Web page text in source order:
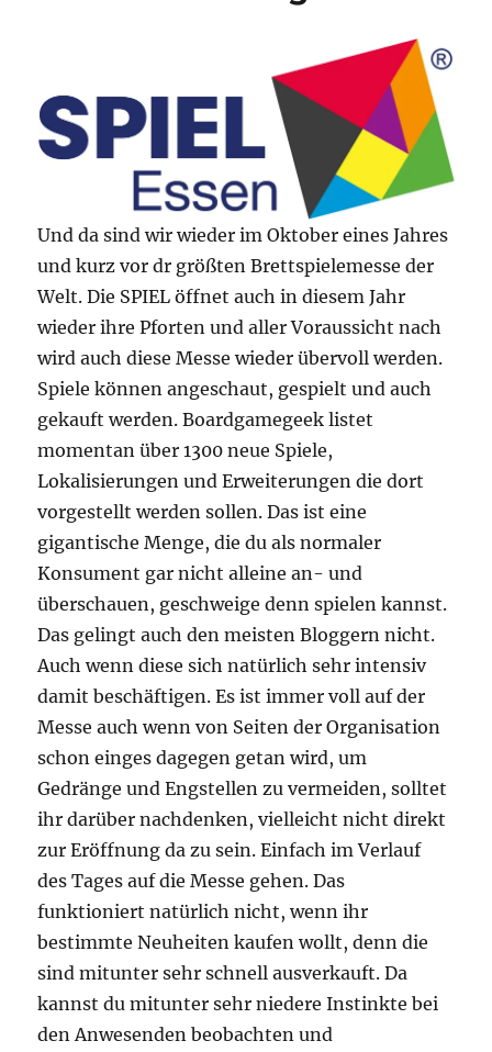
Und da sind wir wieder im Oktober eines Jahres
und kurz vor dr größten Brettspielemesse der
Welt. Die SPIEL öffnet auch in diesem Jahr
wieder ihre Pforten und aller Voraussicht nach
wird auch diese Messe wieder übervoll werden.
Spiele können angeschaut, gespielt und auch
gekauft werden. Boardgamegeek listet
momentan über 1300 neue Spiele,
Lokalisierungen und Erweiterungen die dort
vorgestellt werden sollen. Das ist eine
gigantische Menge, die du als normaler
Konsument gar nicht alleine an- und
überschauen, geschweige denn spielen kannst.
Das gelingt auch den meisten Bloggern nicht.
Auch wenn diese sich natürlich sehr intensiv
damit beschäftigen. Es ist immer voll auf der
Messe auch wenn von Seiten der Organisation
schon einges dagegen getan wird, um
Gedränge und Engstellen zu vermeiden, solltet
ihr darüber nachdenken, vielleicht nicht direkt
zur Eröffnung da zu sein. Einfach im Verlauf
des Tages auf die Messe gehen. Das
funktioniert natürlich nicht, wenn ihr
bestimmte Neuheiten kaufen wollt, denn die
sind mitunter sehr schnell ausverkauft. Da
kannst du mitunter sehr niedere Instinkte bei
den Anwesenden beobachten und